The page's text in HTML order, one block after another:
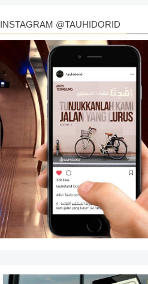
INSTAGRAM @TAUHIDORID